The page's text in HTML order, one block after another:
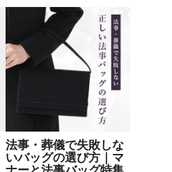
法事・葬儀で失敗しな
いバッグの選び方｜マ